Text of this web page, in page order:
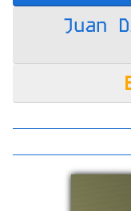
Juan